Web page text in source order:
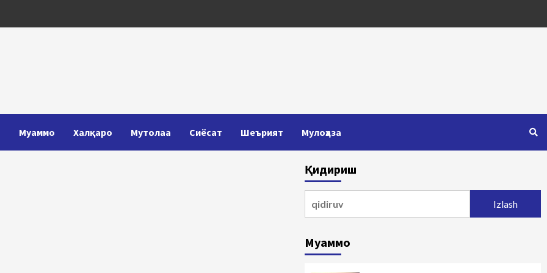
Муаммо Халқаро Мутолаа Сиёсат Шеърият Мулоҳаза
Қидириш
Муаммо